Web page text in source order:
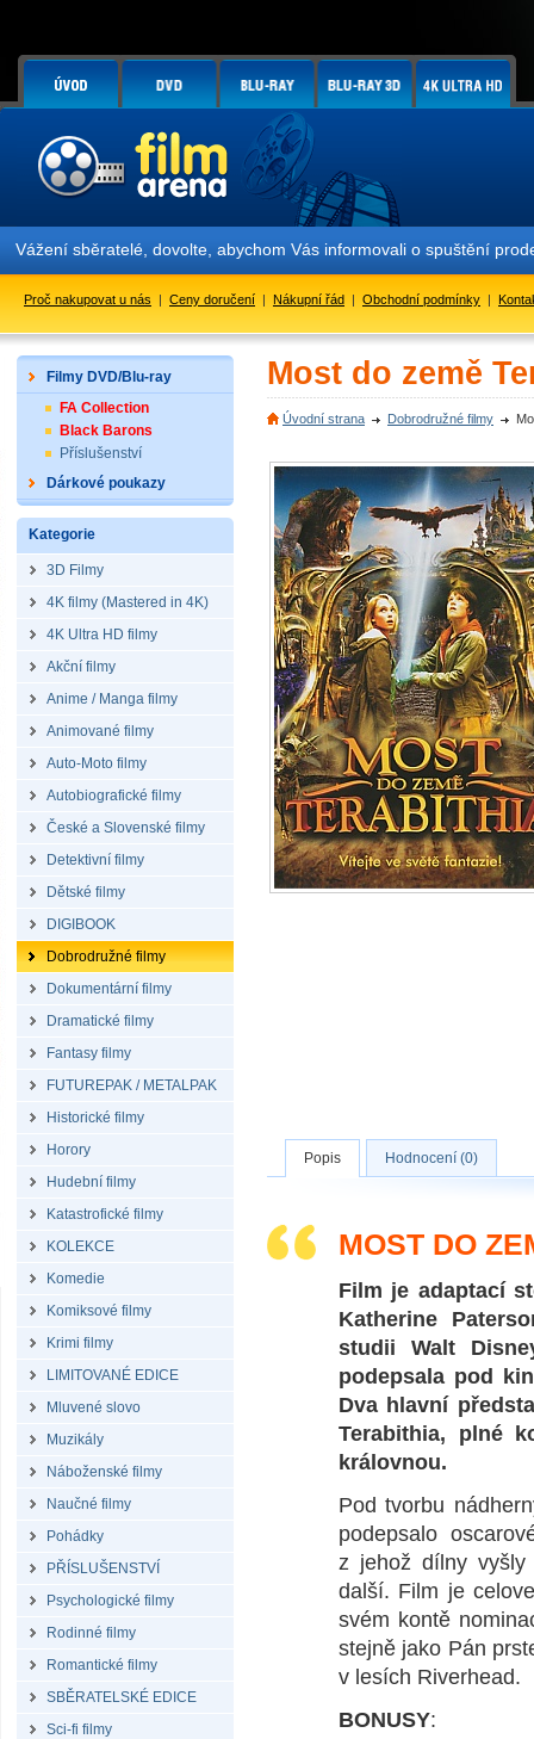
Vážení sběratelé, dovolte, abychom Vás informovali o spuštění
Proč nakupovat u nás | Ceny doručení | Nákupní řád | Obchodní podmínky |
Filmy DVD/Blu-ray
FA Collection
Black Barons
Příslušenství
Dárkové poukazy
Kategorie
3D Filmy
4K filmy (Mastered in 4K)
4K Ultra HD filmy
Akční filmy
Anime / Manga filmy
Animované filmy
Auto-Moto filmy
Autobiografické filmy
České a Slovenské filmy
Detektivní filmy
Dětské filmy
DIGIBOOK
Dobrodružné filmy
Dokumentární filmy
Dramatické filmy
Fantasy filmy
FUTUREPAK / METALPAK
Historické filmy
Horory
Hudební filmy
Katastrofické filmy
KOLEKCE
Komedie
Komiksové filmy
Krimi filmy
LIMITOVANÉ EDICE
Mluvené slovo
Muzikály
Náboženské filmy
Naučné filmy
Pohádky
PŘÍSLUŠENSTVÍ
Psychologické filmy
Rodinné filmy
Romantické filmy
SBĚRATELSKÉ EDICE
Sci-fi filmy
Most do země
Úvodní strana Dobrodružné filmy
Popis Hodnocení (0)
MOST DO
Film je adaptací
Katherine
studii Walt
podepsala pod
Dva hlavní
Terabithia, plné
královnou.
Pod tvorbu
podepsalo
z jehož dílny vyšly
další. Film je
svém kontě
stejně jako Pán
v lesích Riverhead.
BONUSY: